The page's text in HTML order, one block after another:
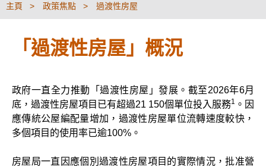
主頁 政策焦點 過渡性房屋
「過渡性房屋」概況
政府一直全力推動「過渡性房屋」發展。截至2026年6月
底，過渡性房屋項目已有超過21 150個單位投入服務1 。因
應傳統公屋編配量增加，過渡性房屋單位流轉速度較快，
多個項目的使用率已逾100%。
房屋局一直因應個別過渡性房屋項目的實際情況，批准營